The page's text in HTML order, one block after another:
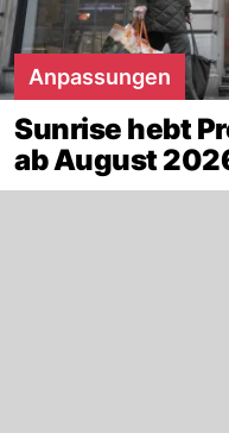
Anpassungen
Sunrise hebt
ab August